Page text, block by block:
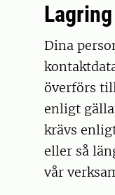
Lagring
Dina
överförs
enligt
krävs
eller så
vår